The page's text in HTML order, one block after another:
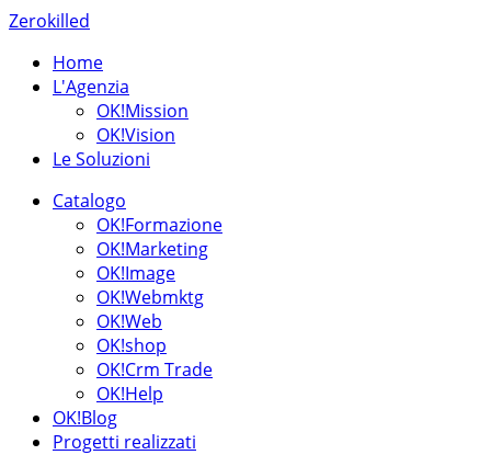
Zerokilled
Home
L'Agenzia
OK!Mission
OK!Vision
Le Soluzioni
Catalogo
OK!Formazione
OK!Marketing
OK!Image
OK!Webmktg
OK!Web
OK!shop
OK!Crm Trade
OK!Help
OK!Blog
Progetti realizzati